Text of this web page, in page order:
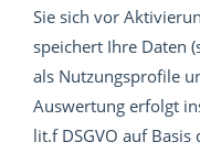
Sie sich vor
speichert Ihre Daten
als Nutzungsprofile
Auswertung erfolgt
lit.f DSGVO auf